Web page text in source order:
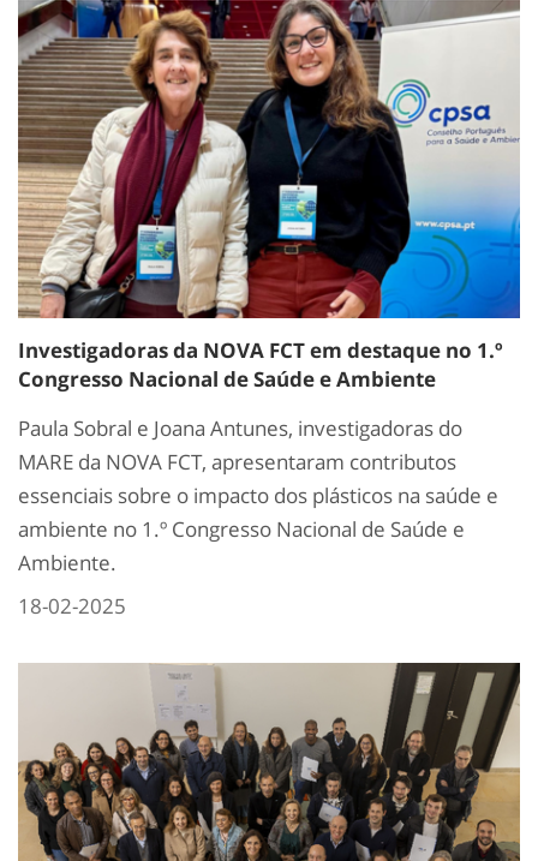
Investigadoras da NOVA FCT em destaque no 1.º
Congresso Nacional de Saúde e Ambiente
Paula Sobral e Joana Antunes, investigadoras do
MARE da NOVA FCT, apresentaram contributos
essenciais sobre o impacto dos plásticos na saúde e
ambiente no 1.º Congresso Nacional de Saúde e
Ambiente.
18-02-2025